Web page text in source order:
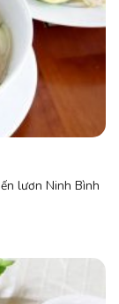
lươn Ninh Bình